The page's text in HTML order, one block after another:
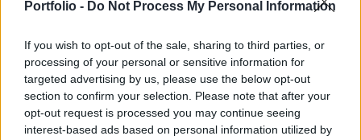
Portfolio - Do Not Process My Personal Information
If you wish to opt-out of the sale, sharing to third parties, or
processing of your personal or sensitive information for
targeted advertising by us, please use the below opt-out
section to confirm your selection. Please note that after your
opt-out request is processed you may continue seeing
interest-based ads based on personal information utilized by
ezúttal a Wagner csoport toborzókampányairól
A hírszerzés három pontban foglalta össze észrevételeit: A
régóta fennálló konfliktusok miatt az orosz védelmi
minisztérium minden bizonnyal elvágta Jevgenyij
Prigozsin Wagner-vezért az orosz börtönökben való